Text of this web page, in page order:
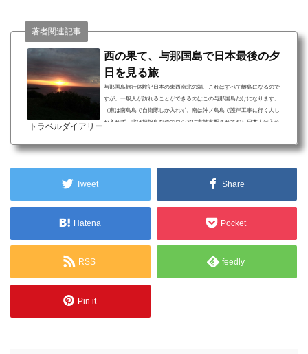
西の果て、与那国島で日本最後の夕
日を見る旅
与那国島旅行体験記日本の東西南北の端、これはすべて離島になるので
すが、一般人が訪れることができるのはこの与那国島だけになります。
（東は南鳥島で自衛隊しか入れず、南は沖ノ鳥島で護岸工事に行く人し
か入れず、北は択捉島なのでロシアに実効支配されており日本人は入れ
向かいました。与那国島旅行について 日本の領土の西端に立つ、海の向
し飼いにされたヨナグニ馬に触れ合おう先述し...
トラベルダイアリー
著者関連記事
Tweet Share
Hatena Pocket
RSS feedly
Pin it